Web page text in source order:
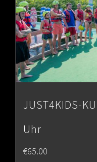
JUST4KIDS-
Uhr
€65.00